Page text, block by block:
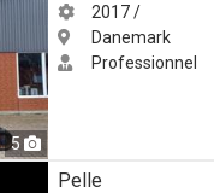
5
2017 /
Danemark
Professionnel
9ak robex minigraver
Pelle